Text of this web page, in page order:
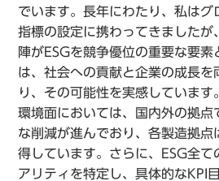
でいます。長年にわたり、私はグ
指標の設定に携わってきましたが
陣がESGを競争優位の重要な要素
は、社会への貢献と企業の成長を
り、その可能性を実感しています
環境面においては、国内外の拠点
な削減が進んでおり、各製造拠
得しています。さらに、ESG全て
アリティを特定し、具体的なKPI